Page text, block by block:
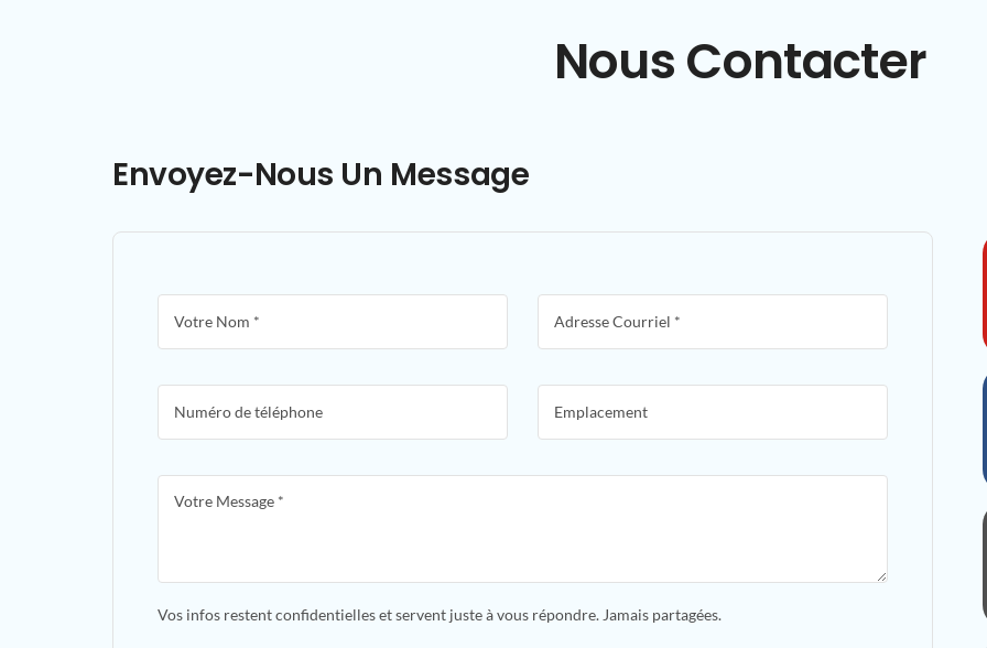
Nous Contacter
Envoyez-Nous Un Message
Vos infos restent confidentielles et servent juste à vous répondre. Jamais partagées.